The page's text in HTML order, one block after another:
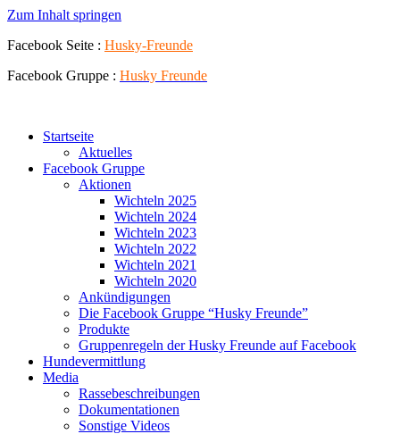
Zum Inhalt springen
Facebook Seite : Husky-Freunde
Facebook Gruppe : Husky Freunde
Startseite
Aktuelles
Facebook Gruppe
Aktionen
Wichteln 2025
Wichteln 2024
Wichteln 2023
Wichteln 2022
Wichteln 2021
Wichteln 2020
Ankündigungen
Die Facebook Gruppe “Husky Freunde”
Produkte
Gruppenregeln der Husky Freunde auf Facebook
Hundevermittlung
Media
Rassebeschreibungen
Dokumentationen
Sonstige Videos